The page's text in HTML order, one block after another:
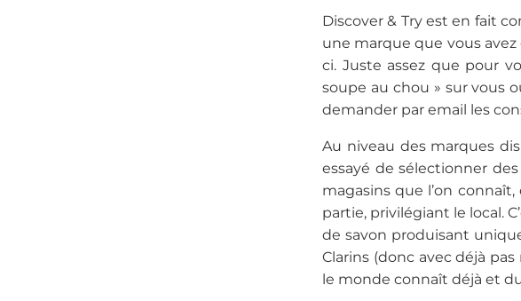
Discover & Try est en fait
une marque que vous
ci. Juste assez que pour
soupe au chou » sur vous
demander par email les
Au niveau des marques
essayé de sélectionner
magasins que l’on
partie, privilégiant le local.
de savon produisant
Clarins (donc avec déjà
le monde connaît déjà et